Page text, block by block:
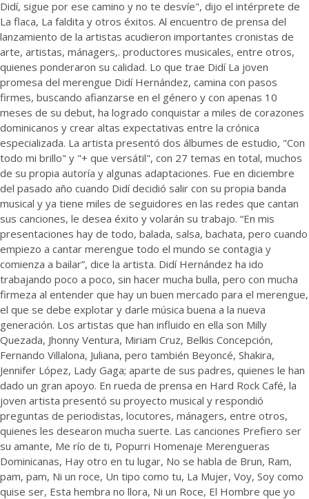
Didí, sigue por ese camino y no te desvíe", dijo el intérprete de
La flaca, La faldita y otros éxitos. Al encuentro de prensa del
lanzamiento de la artistas acudieron importantes cronistas de
arte, artistas, mánagers,. productores musicales, entre otros,
quienes ponderaron su calidad. Lo que trae Didí La joven
promesa del merengue Didí Hernández, camina con pasos
firmes, buscando afianzarse en el género y con apenas 10
meses de su debut, ha logrado conquistar a miles de corazones
dominicanos y crear altas expectativas entre la crónica
especializada. La artista presentó dos álbumes de estudio, "Con
todo mi brillo" y "+ que versátil", con 27 temas en total, muchos
de su propia autoría y algunas adaptaciones. Fue en diciembre
del pasado año cuando Didí decidió salir con su propia banda
musical y ya tiene miles de seguidores en las redes que cantan
sus canciones, le desea éxito y volarán su trabajo. “En mis
presentaciones hay de todo, balada, salsa, bachata, pero cuando
empiezo a cantar merengue todo el mundo se contagia y
comienza a bailar”, dice la artista. Didí Hernández ha ido
trabajando poco a poco, sin hacer mucha bulla, pero con mucha
firmeza al entender que hay un buen mercado para el merengue,
el que se debe explotar y darle música buena a la nueva
generación. Los artistas que han influido en ella son Milly
Quezada, Jhonny Ventura, Miriam Cruz, Belkis Concepción,
Fernando Villalona, Juliana, pero también Beyoncé, Shakira,
Jennifer López, Lady Gaga; aparte de sus padres, quienes le han
dado un gran apoyo. En rueda de prensa en Hard Rock Café, la
joven artista presentó su proyecto musical y respondió
preguntas de periodistas, locutores, mánagers, entre otros,
quienes les desearon mucha suerte. Las canciones Prefiero ser
su amante, Me río de ti, Popurri Homenaje Merengueras
Dominicanas, Hay otro en tu lugar, No se habla de Brun, Ram,
pam, pam, Ni un roce, Un tipo como tu, La Mujer, Voy, Soy como
quise ser, Esta hembra no llora, Ni un Roce, El Hombre que yo